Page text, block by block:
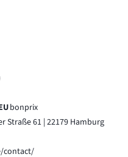
bonprix
Straße 61 | 22179 Hamburg
contact/